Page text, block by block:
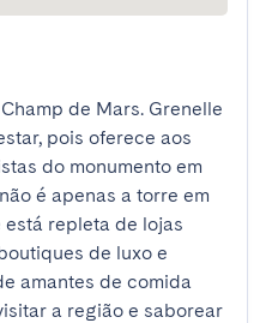
de Mars. Grenelle
pois oferece aos
do monumento em
é apenas a torre em
está repleta de lojas
de luxo e
amantes de comida
a região e saborear